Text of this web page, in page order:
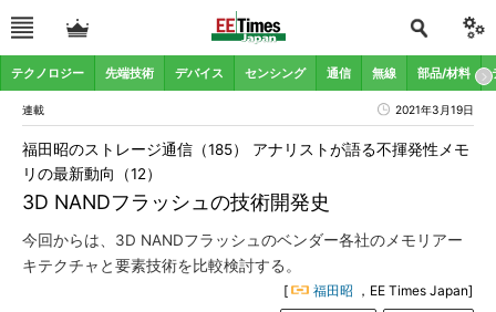
テクノロジー 先端技術 デバイス センシング 通信 無線 部品/材料
連載 2021年3月19日
3D NANDフラッシュの技術開発史
福田昭のストレージ通信（185） アナリストが語る不揮発性メモ
リの最新動向（12）
今回からは、3D NANDフラッシュのベンダー各社のメモリアー
キテクチャと要素技術を比較検討する。
[ 福田昭 ，EE Times Japan]